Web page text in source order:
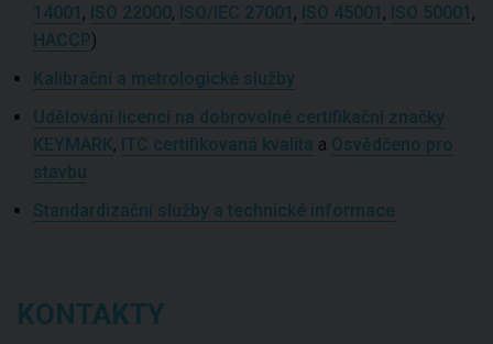
14001 , ISO 22000, ISO/IEC 27001 , ISO 45001 , ISO 50001 ,
HACCP)
Kalibrační a metrologické služby
Udělování licencí na dobrovolné certifikační značky
KEYMARK, ITC certifikovaná kvalita a Osvědčeno pro
stavbu
Standardizační služby a technické informace
KONTAKTY